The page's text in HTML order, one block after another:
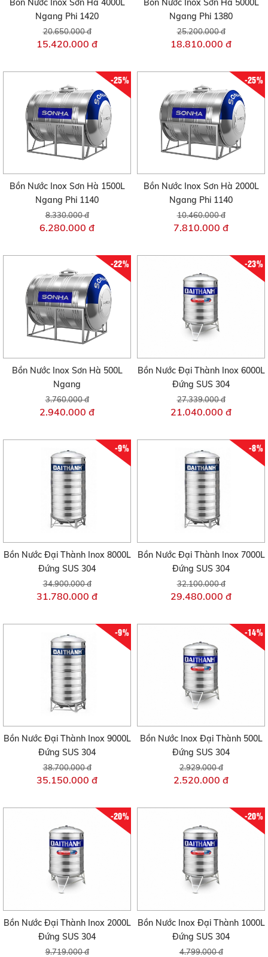
Bồn Nước Inox Sơn Hà 4000L
Ngang Phi 1420
20.650.000 đ
15.420.000 đ
Bồn Nước Inox Sơn Hà 5000L
Ngang Phi 1380
25.200.000 đ
18.810.000 đ
-25%
Bồn Nước Inox Sơn Hà 1500L
Ngang Phi 1140
8.330.000 đ
6.280.000 đ
-25%
Bồn Nước Inox Sơn Hà 2000L
Ngang Phi 1140
10.460.000 đ
7.810.000 đ
-22%
Bồn Nước Inox Sơn Hà 500L
Ngang
3.760.000 đ
2.940.000 đ
-23%
Bồn Nước Đại Thành Inox 6000L
Đứng SUS 304
27.339.000 đ
21.040.000 đ
-9%
Bồn Nước Đại Thành Inox 8000L
Đứng SUS 304
34.900.000 đ
31.780.000 đ
-8%
Bồn Nước Đại Thành Inox 7000L
Đứng SUS 304
32.100.000 đ
29.480.000 đ
-9%
Bồn Nước Đại Thành Inox 9000L
Đứng SUS 304
38.700.000 đ
35.150.000 đ
-14%
Bồn Nước Inox Đại Thành 500L
Đứng SUS 304
2.929.000 đ
2.520.000 đ
-20%
Bồn Nước Đại Thành Inox 2000L
Đứng SUS 304
9.719.000 đ
-20%
Bồn Nước Inox Đại Thành 1000L
Đứng SUS 304
4.799.000 đ